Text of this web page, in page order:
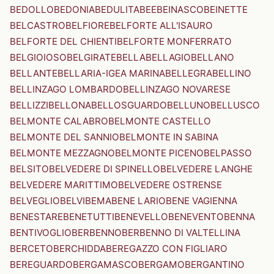
BEDOLLOBEDONIABEDULITABEEBEINASCOBEINETTE
BELCASTROBELFIOREBELFORTE ALL'ISAURO
BELFORTE DEL CHIENTIBELFORTE MONFERRATO
BELGIOIOSOBELGIRATEBELLABELLAGIOBELLANO
BELLANTEBELLARIA-IGEA MARINABELLEGRABELLINO
BELLINZAGO LOMBARDOBELLINZAGO NOVARESE
BELLIZZIBELLONABELLOSGUARDOBELLUNOBELLUSCO
BELMONTE CALABROBELMONTE CASTELLO
BELMONTE DEL SANNIOBELMONTE IN SABINA
BELMONTE MEZZAGNOBELMONTE PICENOBELPASSO
BELSITOBELVEDERE DI SPINELLOBELVEDERE LANGHE
BELVEDERE MARITTIMOBELVEDERE OSTRENSE
BELVEGLIOBELVIBEMABENE LARIOBENE VAGIENNA
BENESTAREBENETUTTIBENEVELLOBENEVENTOBENNA
BENTIVOGLIOBERBENNOBERBENNO DI VALTELLINA
BERCETOBERCHIDDABEREGAZZO CON FIGLIARO
BEREGUARDOBERGAMASCOBERGAMOBERGANTINO